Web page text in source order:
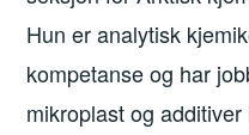
Hun er analytisk
kompetanse og har
mikroplast og